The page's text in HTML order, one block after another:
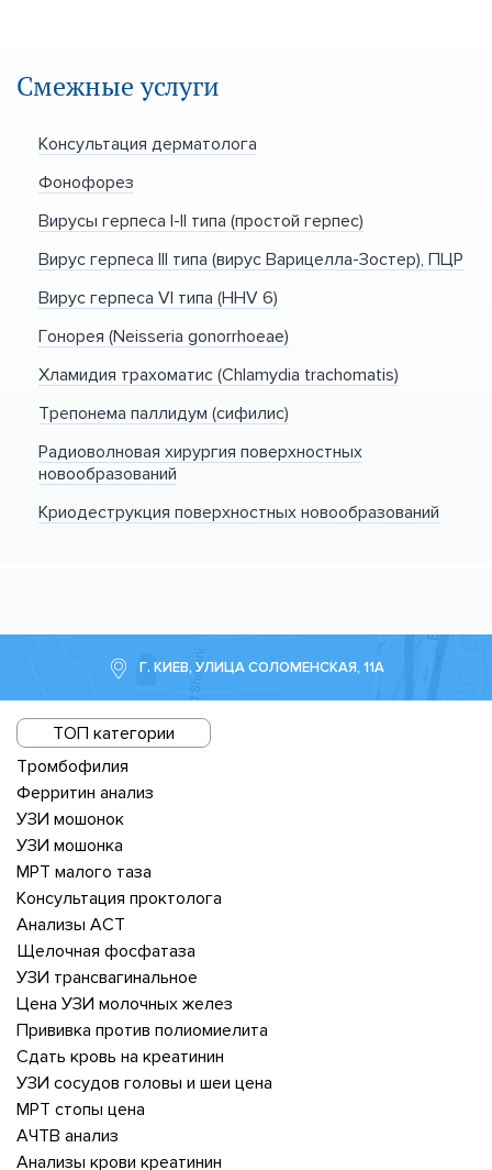
Смежные услуги
Консультация дерматолога
Фонофорез
Вирусы герпеса I-II типа (простой герпес)
Вирус герпеса III типа (вирус Варицелла-Зостер), ПЦР
Вирус герпеса VI типа (HHV 6)
Гонорея (Neisseria gonorrhoeae)
Хламидия трахоматис (Chlamydia trachomatis)
Трепонема паллидум (сифилис)
Радиоволновая хирургия поверхностных
новообразований
Криодеструкция поверхностных новообразований
Г. КИЕВ, УЛИЦА СОЛОМЕНСКАЯ, 11А
ТОП категории
Тромбофилия
Ферритин анализ
УЗИ мошонок
УЗИ мошонка
МРТ малого таза
Консультация проктолога
Анализы АСТ
Щелочная фосфатаза
УЗИ трансвагинальное
Цена УЗИ молочных желез
Прививка против полиомиелита
Сдать кровь на креатинин
УЗИ сосудов головы и шеи цена
МРТ стопы цена
АЧТВ анализ
Анализы крови креатинин